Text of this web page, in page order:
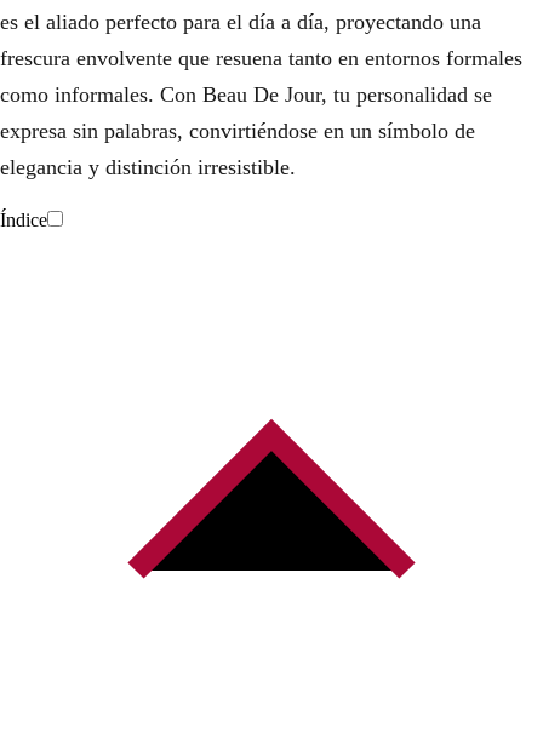
es el aliado perfecto para el día a día, proyectando una
frescura envolvente que resuena tanto en entornos formales
como informales. Con Beau De Jour, tu personalidad se
expresa sin palabras, convirtiéndose en un símbolo de
elegancia y distinción irresistible.
Índice